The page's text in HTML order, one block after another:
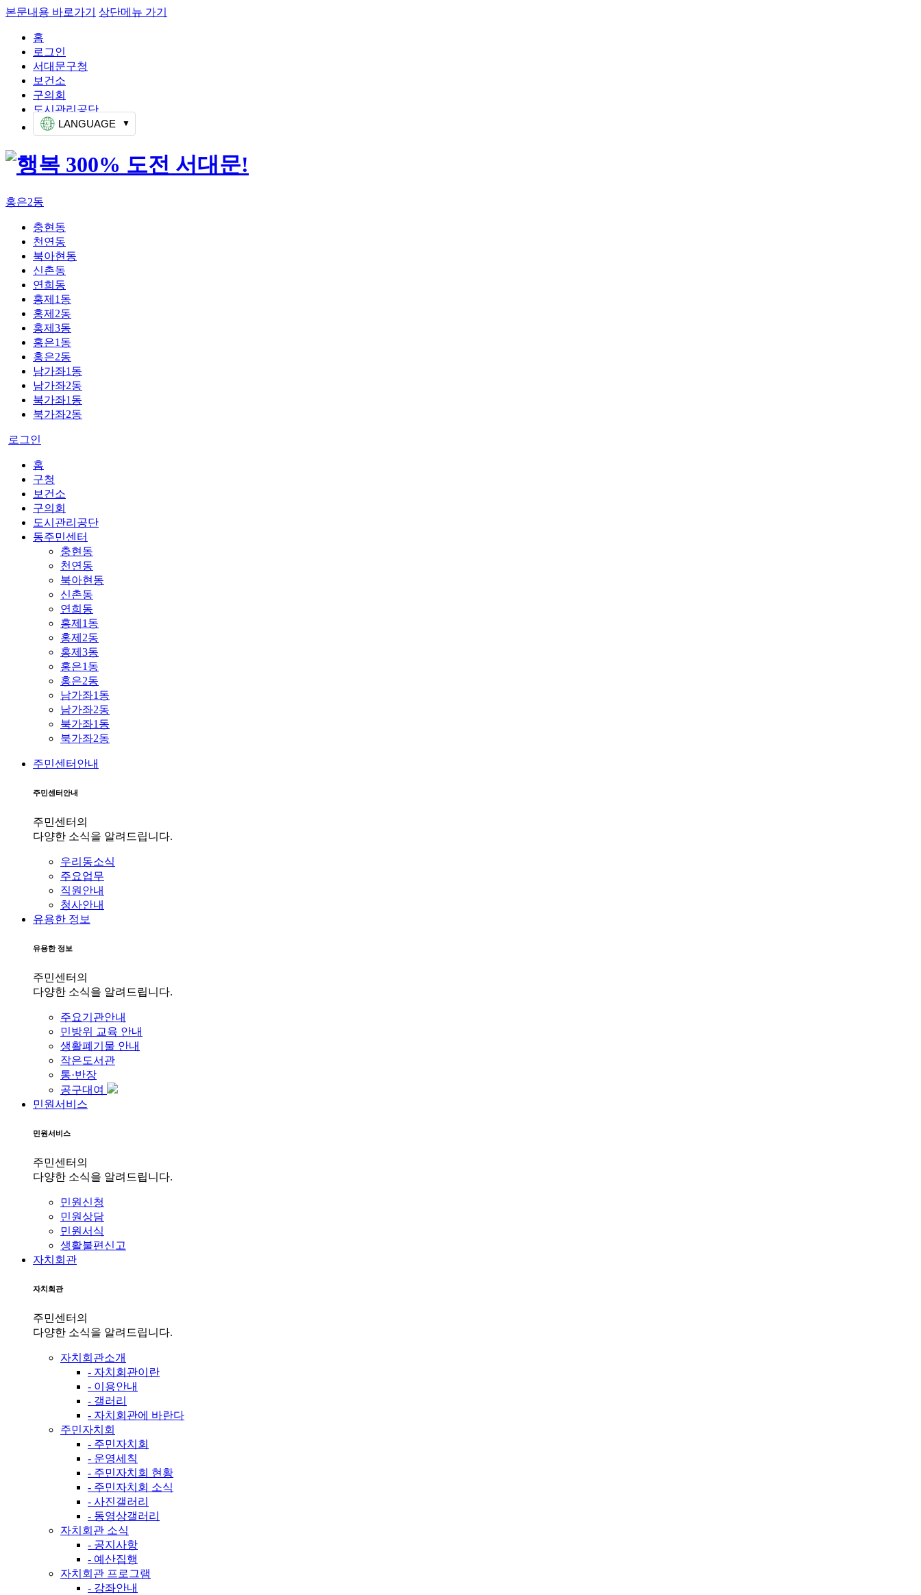
본문내용 바로가기 상단메뉴 가기
홈
로그인
서대문구청
보건소
구의회
도시관리공단
LANGUAGE
홍은2동
충현동
천연동
북아현동
신촌동
연희동
홍제1동
홍제2동
홍제3동
홍은1동
홍은2동
남가좌1동
남가좌2동
북가좌1동
북가좌2동
로그인
홈
구청
보건소
구의회
도시관리공단
동주민센터
충현동
천연동
북아현동
신촌동
연희동
홍제1동
홍제2동
홍제3동
홍은1동
홍은2동
남가좌1동
남가좌2동
북가좌1동
북가좌2동
주민센터안내
주민센터안내
주민센터의
다양한 소식을 알려드립니다.
우리동소식
주요업무
직원안내
청사안내
유용한 정보
유용한 정보
주민센터의
다양한 소식을 알려드립니다.
주요기관안내
민방위 교육 안내
생활폐기물 안내
작은도서관
통·반장
공구대여
민원서비스
민원서비스
주민센터의
다양한 소식을 알려드립니다.
민원신청
민원상담
민원서식
생활불편신고
자치회관
자치회관
주민센터의
다양한 소식을 알려드립니다.
자치회관소개
- 자치회관이란
- 이용안내
- 갤러리
- 자치회관에 바란다
주민자치회
- 주민자치회
- 운영세칙
- 주민자치회 현황
- 주민자치회 소식
- 사진갤러리
- 동영상갤러리
자치회관 소식
- 공지사항
- 예산집행
자치회관 프로그램
- 강좌안내